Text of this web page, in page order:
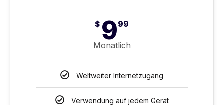
$ 999
Monatlich
Weltweiter Internetzugang
Verwendung auf jedem Gerät